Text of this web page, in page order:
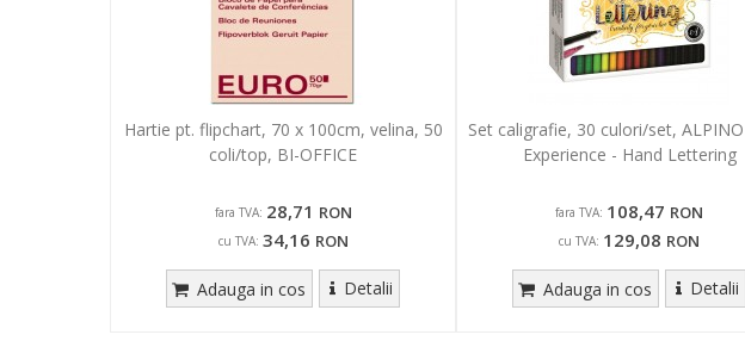
Hartie pt. flipchart, 70 x 100cm, velina, 50
coli/top, BI-OFFICE
fara TVA: 28,71 RON
cu TVA: 34,16 RON
Adauga in cos Detalii
Set caligrafie, 30 culori/set,
Experience - Hand Lettering
fara TVA: 108,47 RON
cu TVA: 129,08 RON
Adauga in cos Detalii